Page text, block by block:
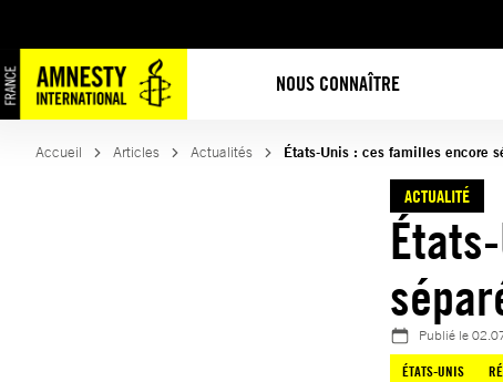
NOUS CONNAÎTRE
au
contenu
Accueil Articles Actualités États-Unis : ces familles encore
ACTUALITÉ
Publié le
ÉTATS-UNIS